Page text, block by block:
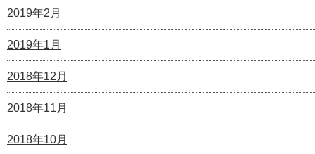
2019年2月
2019年1月
2018年12月
2018年11月
2018年10月